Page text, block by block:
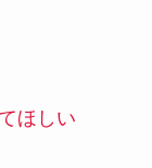
ほしい